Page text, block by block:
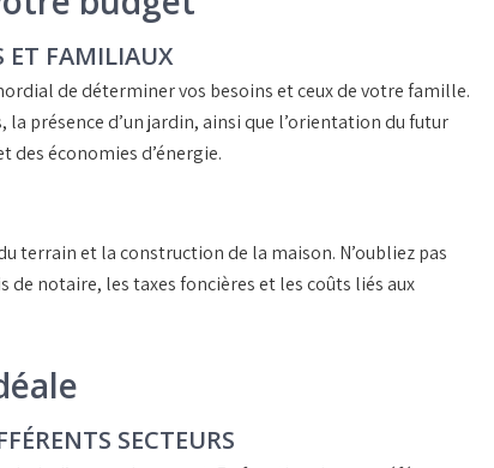
ET FAMILIAUX
de déterminer vos besoins et ceux de votre famille.
la présence d’unjardin, ainsi que l’orientationdu futur
économies d’énergie.
terrain et la construction de la maison. N’oubliez pas
de notaire, lestaxes foncièreset les coûts liés aux
SECTEURS